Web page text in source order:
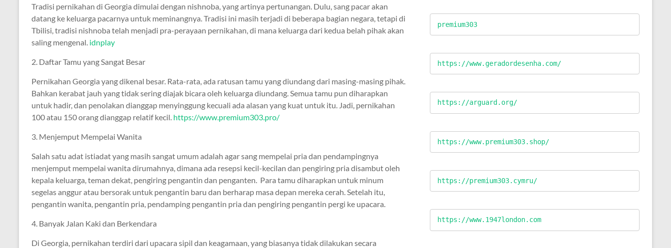
Tradisi pernikahan di Georgia dimulai dengan nishnoba, yang artinya pertunangan. Dulu, sang pacar akan
datang ke keluarga pacarnya untuk meminangnya. Tradisi ini masih terjadi di beberapa bagian negara, tetapi di
Tbilisi, tradisi nishnoba telah menjadi pra-perayaan pernikahan, di mana keluarga dari kedua belah pihak akan
saling mengenal. idnplay
2. Daftar Tamu yang Sangat Besar
Pernikahan Georgia yang dikenal besar. Rata-rata, ada ratusan tamu yang diundang dari masing-masing pihak.
Bahkan kerabat jauh yang tidak sering diajak bicara oleh keluarga diundang. Semua tamu pun diharapkan
untuk hadir, dan penolakan dianggap menyinggung kecuali ada alasan yang kuat untuk itu. Jadi, pernikahan
100 atau 150 orang dianggap relatif kecil. https://www.premium303.pro/
3. Menjemput Mempelai Wanita
Salah satu adat istiadat yang masih sangat umum adalah agar sang mempelai pria dan pendampingnya
menjemput mempelai wanita dirumahnya, dimana ada resepsi kecil-kecilan dan pengiring pria disambut oleh
kepala keluarga, teman dekat, pengiring pengantin dan penganten. Para tamu diharapkan untuk minum
segelas anggur atau bersorak untuk pengantin baru dan berharap masa depan mereka cerah. Setelah itu,
pengantin wanita, pengantin pria, pendamping pengantin pria dan pengiring pengantin pergi ke upacara.
4. Banyak Jalan Kaki dan Berkendara
Di Georgia, pernikahan terdiri dari upacara sipil dan keagamaan, yang biasanya tidak dilakukan secara
premium303
https://www.geradordesenha.com/
https://arguard.org/
https://www.premium303.shop/
https://premium303.cymru/
https://www.1947london.com